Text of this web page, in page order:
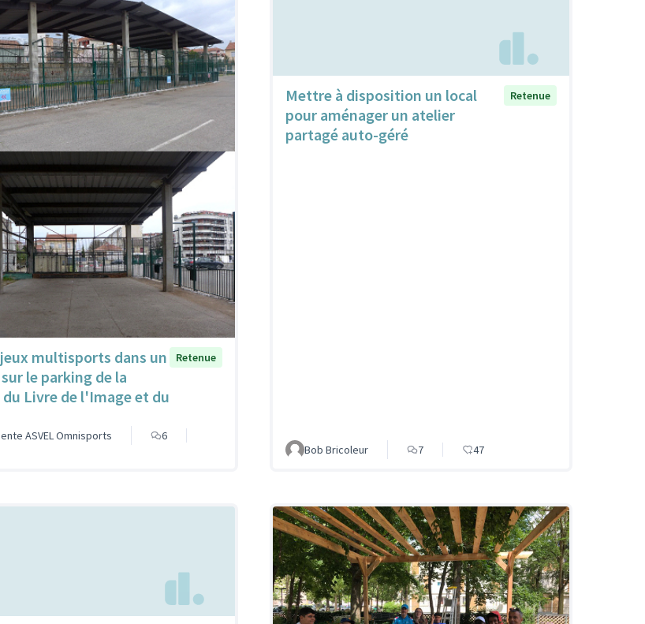
multisports dans un
le parking de la
du Livre de l'Image et du
Retenue
ASVEL Omnisports
6
Mettre à disposition un local
pour aménager un atelier
partagé auto-géré
Retenue
Bob Bricoleur 7 47